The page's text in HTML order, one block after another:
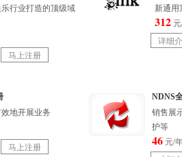
行业打造的顶级域
新通用
312
地开展业务
NDNS
销售展
护等
46 元/